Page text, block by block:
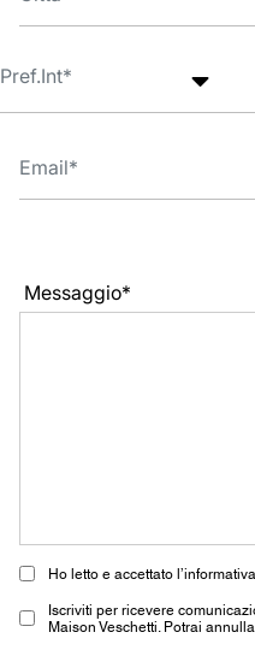
Messaggio*
Ho letto e accettato
Iscriviti per ricevere
Maison Veschetti. Potrai